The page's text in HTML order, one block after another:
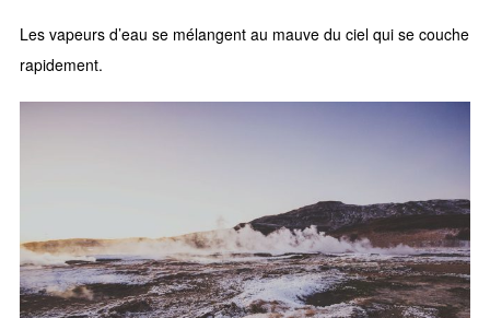
Les vapeurs d’eau se mélangent au mauve du ciel qui se couche
rapidement.